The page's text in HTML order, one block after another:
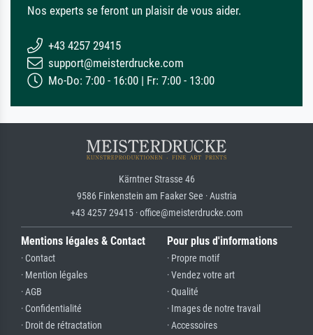
Nos experts se feront un plaisir de vous aider.
+43 4257 29415
support@meisterdrucke.com
Mo-Do: 7:00 - 16:00 | Fr: 7:00 - 13:00
Kärntner Strasse 46
9586 Finkenstein am Faaker See · Austria
+43 4257 29415 · office@meisterdrucke.com
Mentions légales & Contact
· Contact
· Mention légales
· AGB
· Confidentialité
· Droit de rétractation
Pour plus d'informations
· Propre motif
· Vendez votre art
· Qualité
· Images de notre travail
· Accessoires